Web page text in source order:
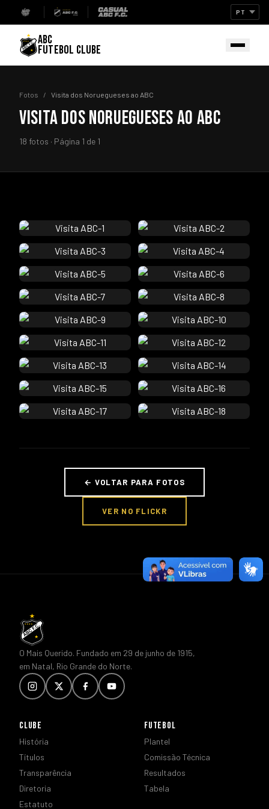
ABC
FUTEBOL CLUBE
Fotos / Visita dos Noruegueses ao ABC
VISITA DOS NORUEGUESES AO ABC
18 fotos · Página 1 de 1
← VOLTAR PARA FOTOS
VER NO FLICKR
O Mais Querido. Fundado em 29 de junho de 1915,
em Natal, Rio Grande do Norte.
CLUBE
História
Títulos
Transparência
Diretoria
Estatuto
FUTEBOL
Plantel
Comissão Técnica
Resultados
Tabela